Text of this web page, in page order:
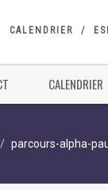
CALENDRIER
CALENDRIER
parcours-alpha-